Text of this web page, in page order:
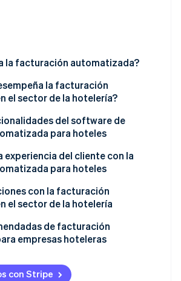
Stripe construye la infraestructura
la facturación automatizada?
la facturación
el sector de la hotelería?
del software de
para hoteles
experiencia del cliente con la
para hoteles
con la facturación
el sector de la hotelería
de facturación
empresas hoteleras
con Stripe